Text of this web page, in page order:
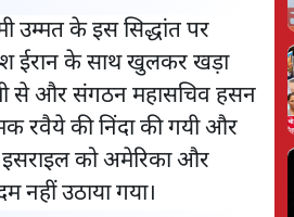
उम्मत के इस सिद्धांत पर
ईरान के साथ खुलकर खड़ा
से और संगठन महासचिव हसन
रवैये की निंदा की गयी और
को अमेरिका और
उठाया गया।